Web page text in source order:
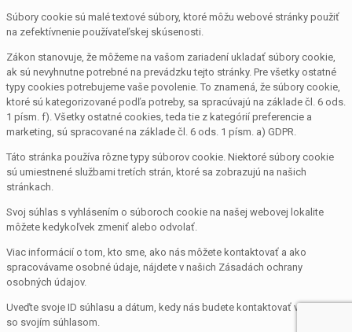
Súbory cookie sú malé textové súbory, ktoré môžu webové stránky použiť
na zefektívnenie používateľskej skúsenosti.
Zákon stanovuje, že môžeme na vašom zariadení ukladať súbory cookie,
ak sú nevyhnutne potrebné na prevádzku tejto stránky. Pre všetky ostatné
typy cookies potrebujeme vaše povolenie. To znamená, že súbory cookie,
ktoré sú kategorizované podľa potreby, sa spracúvajú na základe čl. 6 ods.
1 písm. f). Všetky ostatné cookies, teda tie z kategórií preferencie a
marketing, sú spracované na základe čl. 6 ods. 1 písm. a) GDPR.
Táto stránka používa rôzne typy súborov cookie. Niektoré súbory cookie
sú umiestnené službami tretích strán, ktoré sa zobrazujú na našich
stránkach.
Svoj súhlas s vyhlásením o súboroch cookie na našej webovej lokalite
môžete kedykoľvek zmeniť alebo odvolať.
Viac informácií o tom, kto sme, ako nás môžete kontaktovať a ako
spracovávame osobné údaje, nájdete v našich Zásadách ochrany
osobných údajov.
Uveďte svoje ID súhlasu a dátum, kedy nás budete kontaktovať v súvislosti
so svojím súhlasom.